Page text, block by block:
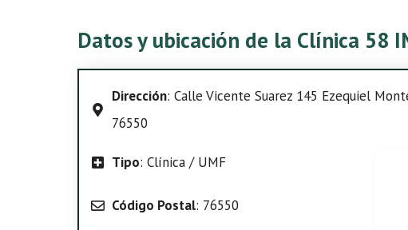
Datos y ubicación de la Clínica 58
Dirección: Calle Vicente Suarez 145 Ezequiel
76550
Tipo: Clínica / UMF
Código Postal: 76550